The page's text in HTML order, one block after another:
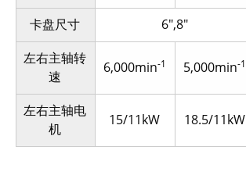
卡盘尺寸 6″,8″
左右主轴转
速
6,000min-1 5,000min-1
左右主轴电
机
15/11kW 18.5/11kW